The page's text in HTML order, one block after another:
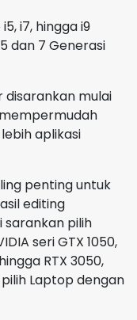
i7, hingga i9
dan 7 Generasi
disarankan mulai
mempermudah
aplikasi
penting untuk
editing
sarankan pilih
seri GTX 1050,
RTX 3050,
Laptop dengan